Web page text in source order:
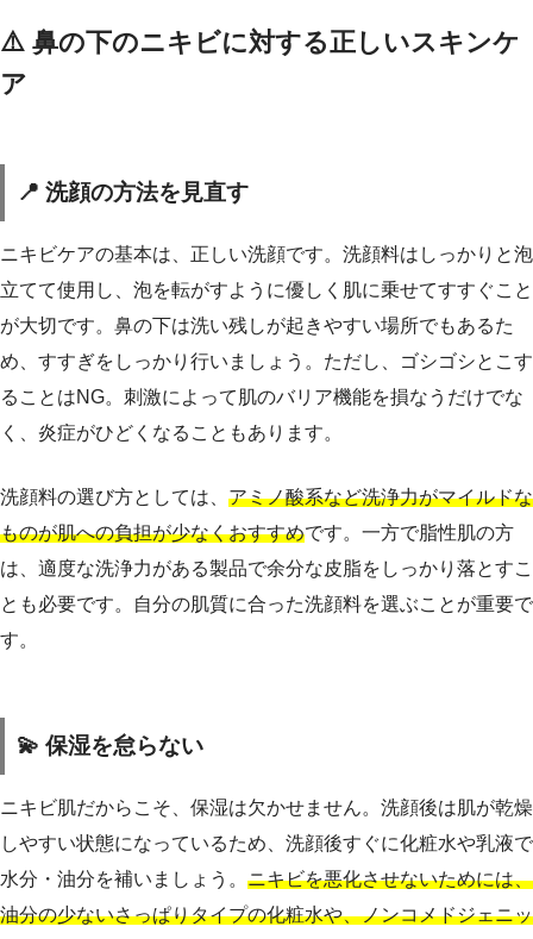
⚠️ 鼻の下のニキビに対する正しいスキンケ
ア
📍 洗顔の方法を見直す
ニキビケアの基本は、正しい洗顔です。洗顔料はしっかりと泡
立てて使用し、泡を転がすように優しく肌に乗せてすすぐこと
が大切です。鼻の下は洗い残しが起きやすい場所でもあるた
め、すすぎをしっかり行いましょう。ただし、ゴシゴシとこす
ることはNG。刺激によって肌のバリア機能を損なうだけでな
く、炎症がひどくなることもあります。
洗顔料の選び方としては、 アミノ酸系など洗浄力がマイルドな
ものが肌への負担が少なくおすすめです。一方で脂性肌の方
は、適度な洗浄力がある製品で余分な皮脂をしっかり落とすこ
とも必要です。自分の肌質に合った洗顔料を選ぶことが重要で
す。
💫 保湿を怠らない
ニキビ肌だからこそ、保湿は欠かせません。洗顔後は肌が乾燥
しやすい状態になっているため、洗顔後すぐに化粧水や乳液で
水分・油分を補いましょう。 ニキビを悪化させないためには、
油分の少ないさっぱりタイプの化粧水や、ノンコメドジェニッ